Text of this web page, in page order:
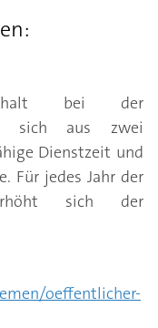
bei der
sich aus zwei
Dienstzeit und
Für jedes Jahr der
sich der
oeffentlicher-